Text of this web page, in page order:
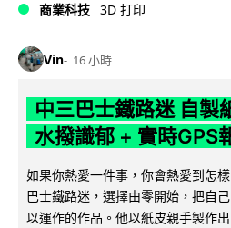
商業科技 3D 打印
Vin 16 小時
中三巴士鐵路迷 自製
水撥識郁 + 實時GPS
如果你熱愛一件事，你會熱愛到怎
巴士鐵路迷，選擇由零開始，把自
以運作的作品。他以紙皮親手製作